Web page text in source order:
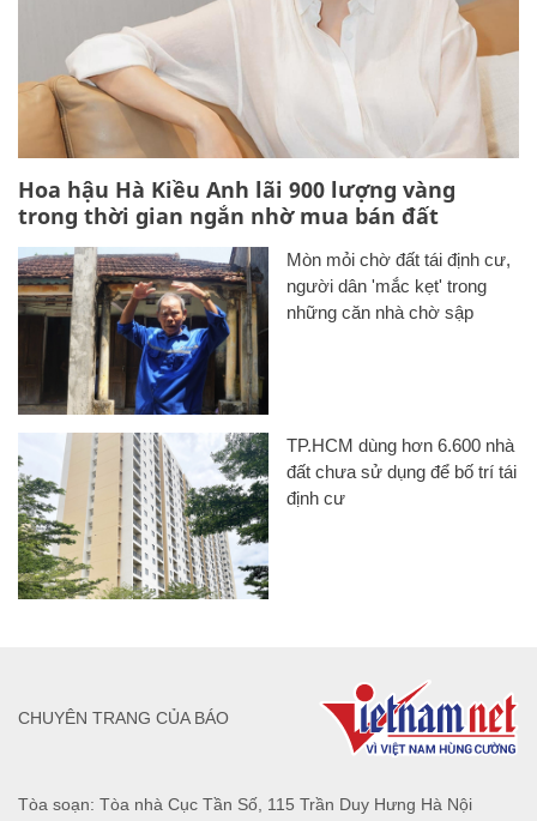
Hoa hậu Hà Kiều Anh lãi 900 lượng vàng
trong thời gian ngắn nhờ mua bán đất
Mòn mỏi chờ đất tái định cư,
người dân 'mắc kẹt' trong
những căn nhà chờ sập
TP.HCM dùng hơn 6.600 nhà
đất chưa sử dụng để bố trí tái
định cư
Tòa soạn: Tòa nhà Cục Tần Số, 115 Trần Duy Hưng Hà Nội
CHUYÊN TRANG CỦA BÁO